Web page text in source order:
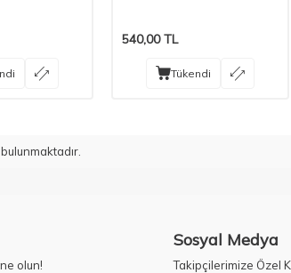
540,00TL
Tükendi
olun!
Sosyal Medya
Takipçilerimize Özel